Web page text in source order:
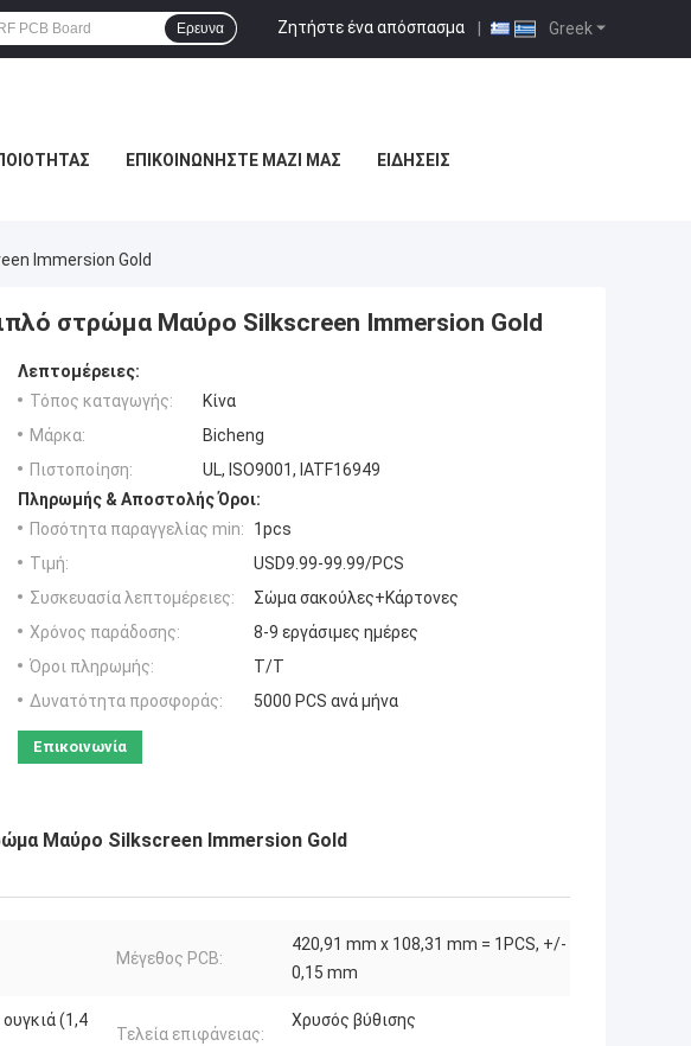
Greek
Ζητήστε ένα απόσπασμα |
Ερευνα
ΕΠΙΚΟΙΝΩΝΉΣΤΕ ΜΑΖΊ ΜΑΣ ΕΙΔΉΣΕΙΣ
Immersion Gold
στρώμα Μαύρο Silkscreen Immersion Gold
Λεπτομέρειες:
Τόπος καταγωγής:
Κίνα
Μάρκα:
Bicheng
Πιστοποίηση:
UL, ISO9001, IATF16949
Πληρωμής & Αποστολής Όροι:
Ποσότητα παραγγελίας min:
1pcs
Τιμή:
USD9.99-99.99/PCS
Συσκευασία λεπτομέρειες:
Σώμα σακούλες+Κάρτονες
Χρόνος παράδοσης:
8-9 εργάσιμες ημέρες
Όροι πληρωμής:
Τ/Τ
Δυνατότητα προσφοράς:
5000 PCS ανά μήνα
Επικοινωνία
Μαύρο Silkscreen Immersion Gold
Μέγεθος PCB:
420,91 mm x 108,31 mm = 1PCS, +/-
0,15 mm
(1,4
Τελεία επιφάνειας:
Χρυσός βύθισης